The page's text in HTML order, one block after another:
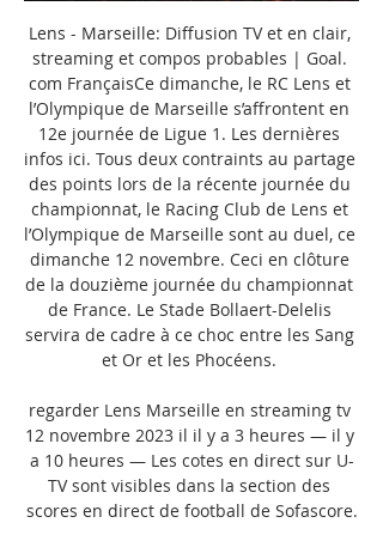
Lens - Marseille: Diffusion TV et en clair,
streaming et compos probables | Goal.
com FrançaisCe dimanche, le RC Lens et
l’Olympique de Marseille s’affrontent en
12e journée de Ligue 1. Les dernières
infos ici. Tous deux contraints au partage
des points lors de la récente journée du
championnat, le Racing Club de Lens et
l’Olympique de Marseille sont au duel, ce
dimanche 12 novembre. Ceci en clôture
de la douzième journée du championnat
de France. Le Stade Bollaert-Delelis
servira de cadre à ce choc entre les Sang
et Or et les Phocéens.
regarder Lens Marseille en streaming tv
12 novembre 2023 il il y a 3 heures — il y
a 10 heures — Les cotes en direct sur U-
TV sont visibles dans la section des
scores en direct de football de Sofascore.